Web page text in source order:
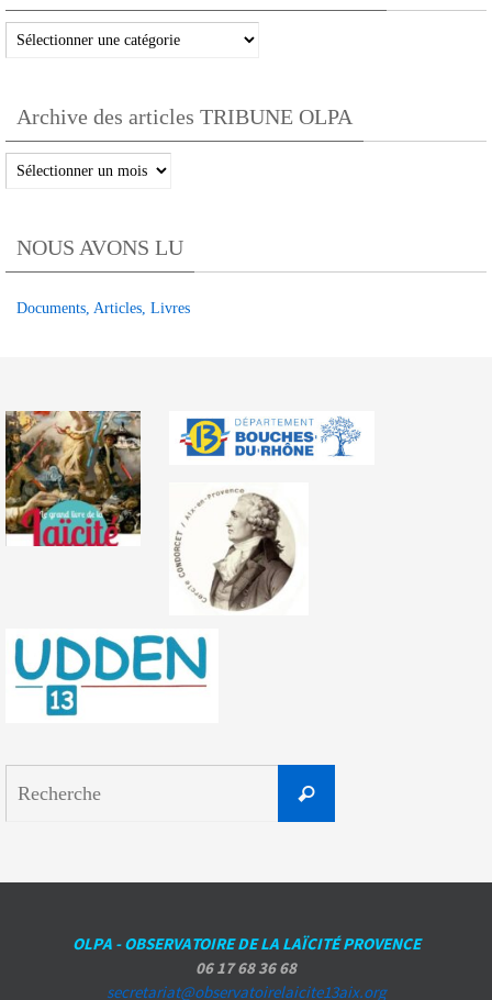
Articles
TRIBUNE
par
catégories
Archive des articles TRIBUNE OLPA
Archive
des
TRIBUNE
OLPA
NOUS AVONS LU
Documents, Articles, Livres
Recherche
OLPA - OBSERVATOIRE DE LA LAÏCITÉ PROVENCE
06 17 68 36 68
secretariat@observatoirelaicite13aix.org